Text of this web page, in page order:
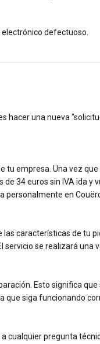
defectuoso.
hacer una nueva
empresa. Una vez
34 euros sin IVA ida y
personalmente en
características de tu
se realizará una
Esto significa
que siga funcionando
cualquier pregunta